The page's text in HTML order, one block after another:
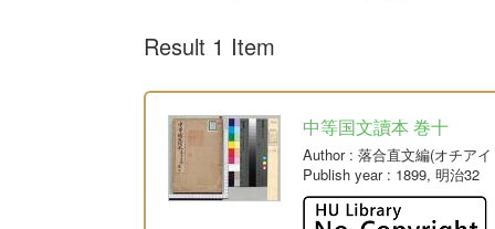
Result 1 Item
中等国文讀本 巻十
Author: 落合直文編(オチア
Publish year: 1899, 明治32